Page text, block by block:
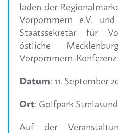
laden der
Vorpommern e.V.
Staatssekretär für
östliche
Vorpommern-Konferenz
Datum: 11. September
Ort: Golfpark
Auf der